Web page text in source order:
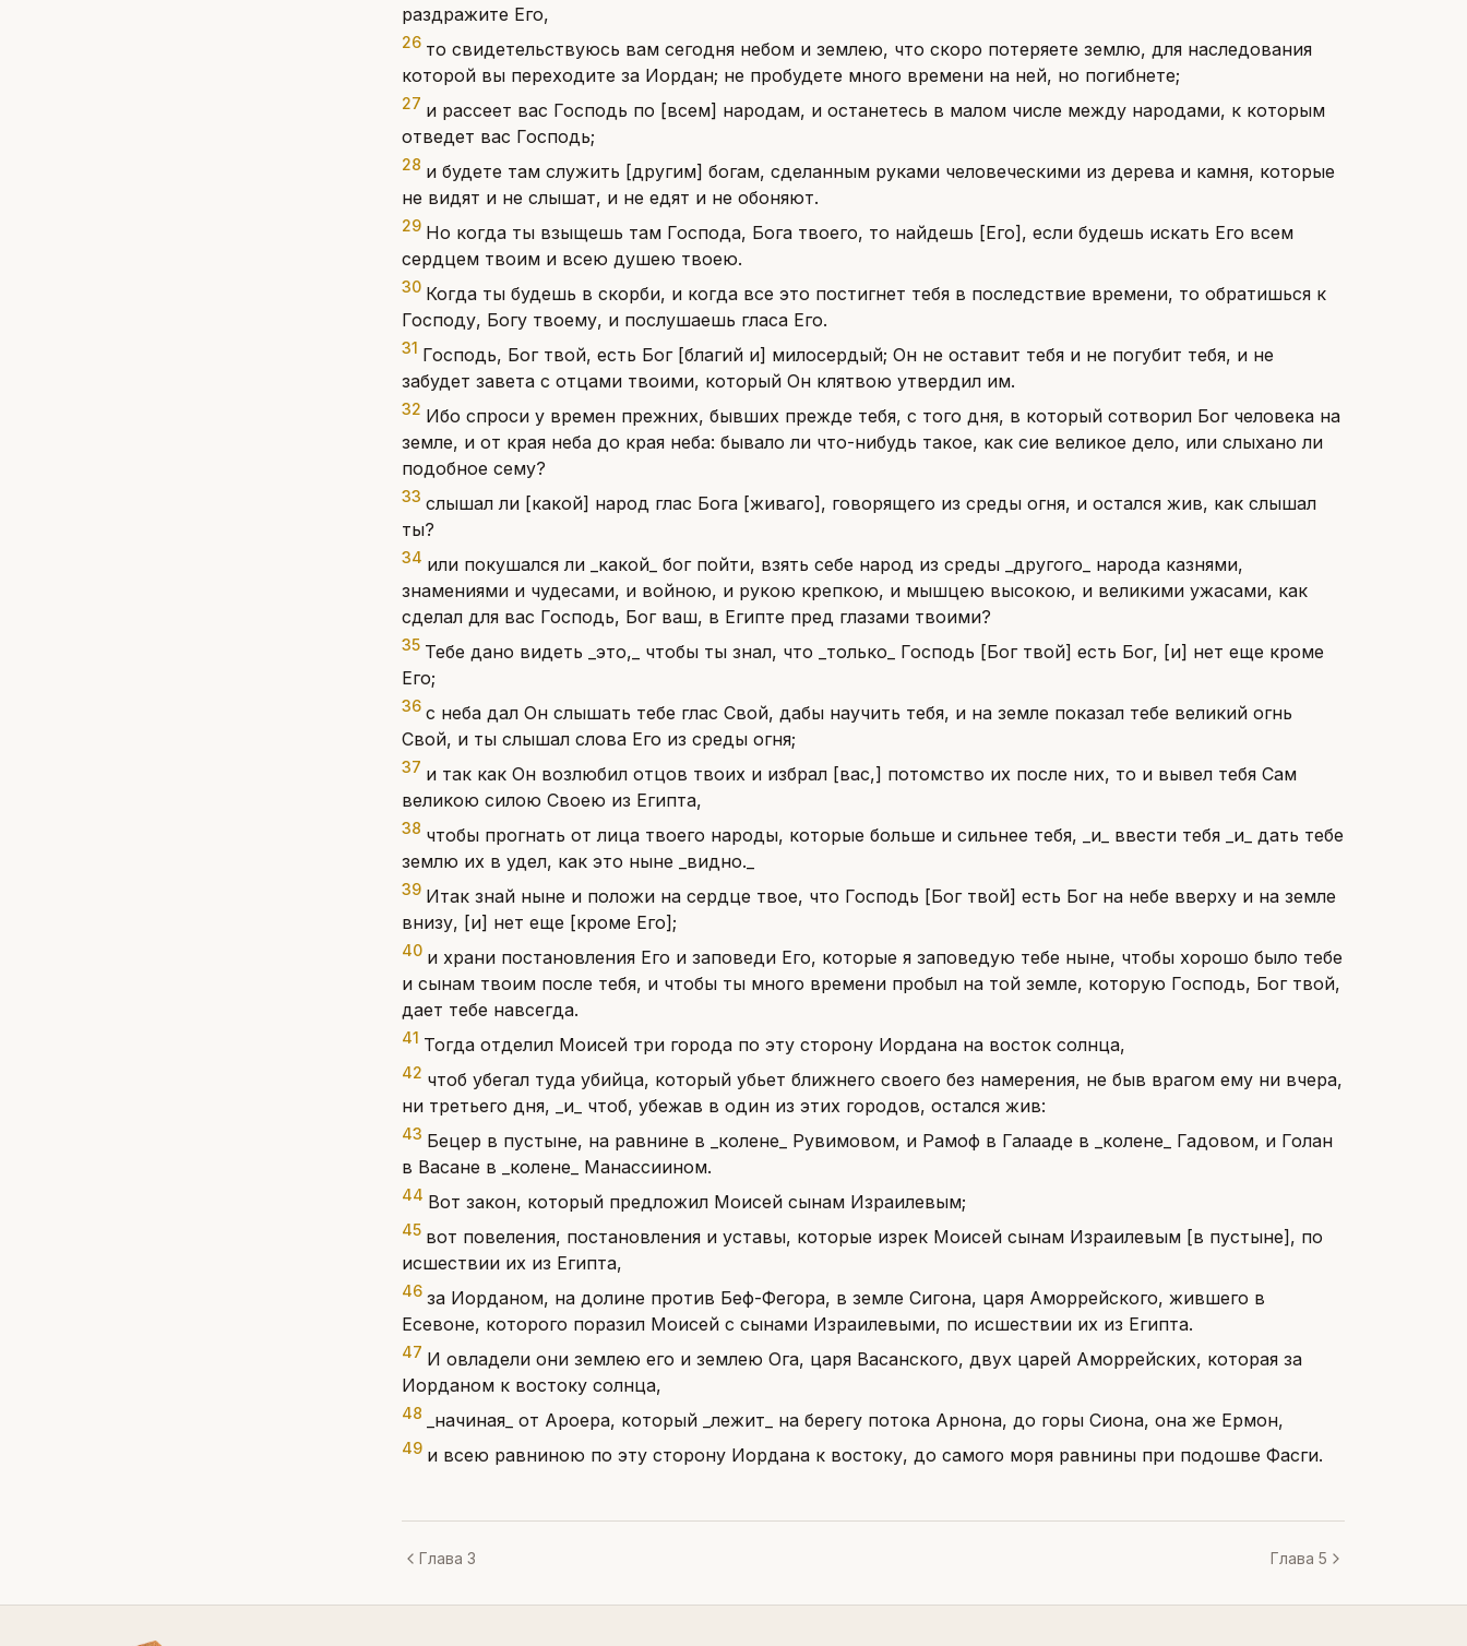
раздражите Его,
26 то свидетельствуюсь вам сегодня небом и землею, что скоро потеряете землю, для наследования
которой вы переходите за Иордан; не пробудете много времени на ней, но погибнете;
27 и рассеет вас Господь по [всем] народам, и останетесь в малом числе между народами, к которым
отведет вас Господь;
28 и будете там служить [другим] богам, сделанным руками человеческими из дерева и камня, которые
не видят и не слышат, и не едят и не обоняют.
29 Но когда ты взыщешь там Господа, Бога твоего, то найдешь [Его], если будешь искать Его всем
сердцем твоим и всею душею твоею.
30 Когда ты будешь в скорби, и когда все это постигнет тебя в последствие времени, то обратишься к
Господу, Богу твоему, и послушаешь гласа Его.
31 Господь, Бог твой, есть Бог [благий и] милосердый; Он не оставит тебя и не погубит тебя, и не
забудет завета с отцами твоими, который Он клятвою утвердил им.
32 Ибо спроси у времен прежних, бывших прежде тебя, с того дня, в который сотворил Бог человека на
земле, и от края неба до края неба: бывало ли что-нибудь такое, как сие великое дело, или слыхано ли
подобное сему?
33 слышал ли [какой] народ глас Бога [живаго], говорящего из среды огня, и остался жив, как слышал
ты?
34 или покушался ли _какой_ бог пойти, взять себе народ из среды _другого_ народа казнями,
знамениями и чудесами, и войною, и рукою крепкою, и мышцею высокою, и великими ужасами, как
сделал для вас Господь, Бог ваш, в Египте пред глазами твоими?
35 Тебе дано видеть _это,_ чтобы ты знал, что _только_ Господь [Бог твой] есть Бог, [и] нет еще кроме
Его;
36 с неба дал Он слышать тебе глас Свой, дабы научить тебя, и на земле показал тебе великий огнь
Свой, и ты слышал слова Его из среды огня;
37 и так как Он возлюбил отцов твоих и избрал [вас,] потомство их после них, то и вывел тебя Сам
великою силою Своею из Египта,
38 чтобы прогнать от лица твоего народы, которые больше и сильнее тебя, _и_ ввести тебя _и_ дать тебе
землю их в удел, как это ныне _видно._
39 Итак знай ныне и положи на сердце твое, что Господь [Бог твой] есть Бог на небе вверху и на земле
внизу, [и] нет еще [кроме Его];
40 и храни постановления Его и заповеди Его, которые я заповедую тебе ныне, чтобы хорошо было тебе
и сынам твоим после тебя, и чтобы ты много времени пробыл на той земле, которую Господь, Бог твой,
дает тебе навсегда.
41 Тогда отделил Моисей три города по эту сторону Иордана на восток солнца,
42 чтоб убегал туда убийца, который убьет ближнего своего без намерения, не быв врагом ему ни вчера,
ни третьего дня, _и_ чтоб, убежав в один из этих городов, остался жив:
43 Бецер в пустыне, на равнине в _колене_ Рувимовом, и Рамоф в Галааде в _колене_ Гадовом, и Голан
в Васане в _колене_ Манассиином.
44 Вот закон, который предложил Моисей сынам Израилевым;
45 вот повеления, постановления и уставы, которые изрек Моисей сынам Израилевым [в пустыне], по
исшествии их из Египта,
46 за Иорданом, на долине против Беф-Фегора, в земле Сигона, царя Аморрейского, жившего в
Есевоне, которого поразил Моисей с сынами Израилевыми, по исшествии их из Египта.
47 И овладели они землею его и землею Ога, царя Васанского, двух царей Аморрейских, которая за
Иорданом к востоку солнца,
48 _начиная_ от Ароера, который _лежит_ на берегу потока Арнона, до горы Сиона, она же Ермон,
49 и всею равниною по эту сторону Иордана к востоку, до самого моря равнины при подошве Фасги.
Глава 3 Глава 5